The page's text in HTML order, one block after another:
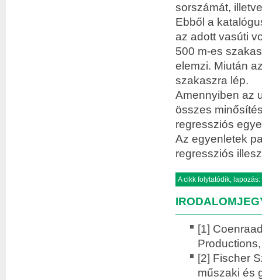
sorszámát,
Ebből a
az adott vasúti
500 m-es
elemzi. Miután
szakaszra lép.
Amennyiben az
összes
regressziós
Az egyenletek
regressziós
A cikk folytatódik, lapozás:
[1]
[2] Fischer
műszaki és